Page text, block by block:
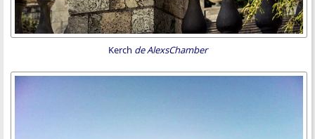
Kerch de AlexsChamber